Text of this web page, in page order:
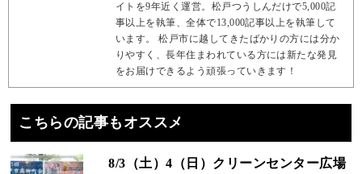
イトを9年近く運営。松戸つうしんだけで5,000記
事以上を執筆、全体で13,000記事以上を執筆して
います。 松戸市に越してきたばかりの方には分か
りやすく、長年住まわれている方には新たな発見
をお届けできるよう頑張っていきます！
こちらの記事もオススメ
8/3（土）4（日）クリーンセンター広場